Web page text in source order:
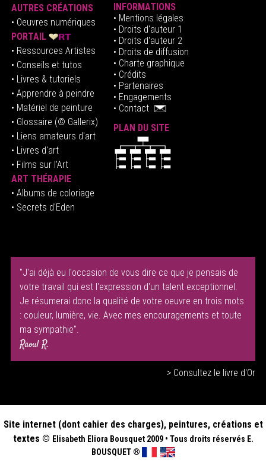
AUTRES CRÉATIONS
• Oeuvres numériques
PORTAIL
• Ressources Artistes
• Conseils et tutos
• Livres & tutoriels
• Apprendre à peindre
• Matériel de peinture
• Glossaire (© Gallerix)
• Liens amateurs d'art
• Livres d'art
• Films sur l'Art
ART THÉRAPIE
• Albums de coloriage
• Secrets d'Eden
INFORMATIONS
• Mentions légales
• Droits d'auteur1
• Droits d'auteur 2
• Droits de diffusion
• Charte graphique
• Crédits
• Partenaires
• Engagements
• Contact
PLAN DU SITE
"J'ai déjà eu l'occasion de vous dire ce que je pensais de
votre travail qui est l'expression d'un talent exceptionnel.
Je résumerai donc la qualité de votre oeuvre en trois mots
: couleur, lumière, vie. Avec mes encouragements et toute
ma sympathie".
Raoul R.
> Consultez le livre d'Or
Site internet (dont cahier des charges), peintures, créations et
textes © Elisabeth Eliora Bousquet 2009 • Tous droits réservés E.
BOUSQUET ®